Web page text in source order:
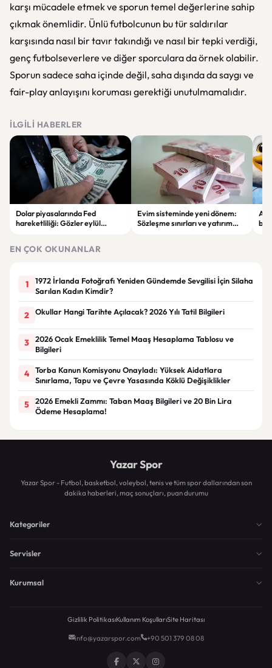
karşı mücadele etmek ve sporun temel değerlerine sahip
çıkmak önemlidir. Ünlü futbolcunun bu tür saldırılar
karşısında nasıl bir tavır takındığı ve nasıl bir tepki verdiği,
genç futbolseverlere ve diğer sporculara da örnek olabilir.
Sporun sadece saha içinde değil, saha dışında da saygı ve
fair-play anlayışını koruması gerektiği unutulmamalıdır.
İLGILI HABERLER
Dolar piyasalarında Fed
hareketliliği: Gözler eylül
Evim sisteminde yeni dönem:
Sözleşme sınırları ve yatırım
EN ÇOK OKUNANLAR
1
1972 İrlanda Fotoğrafı Yeniden Gündemde Sevgilisi İçin Silaha
Sarılan Kadın Kimdir?
2 Okullar Hangi Tarihte Açılacak? 2026 Yılı Tatil Bilgileri
3
2026 Ocak Emeklilik Temel Maaş Hesaplama Tablosu ve
Bilgileri
4
Torba Kanun Komisyonu Onayladı: Yüksek Aidatlara
Sınırlama, Tapu ve Çevre Yasasında Köklü Değişiklikler
5
2026 Emekli Zammı: Taban Maaş Bilgileri ve 20 Bin Lira
Ödeme Hesaplama!
Yazar Spor
Yazar Spor - Futbol, basketbol, voleybol, tenis ve tüm spor dallarından son
dakika haberleri, maç sonuçları, puan durumu
Kategoriler
Servisler
Kurumsal
Gizlilik PolitikasıKullanım KoşullarıSite Haritası
info@yazarspor.com +90 501 379 08 08